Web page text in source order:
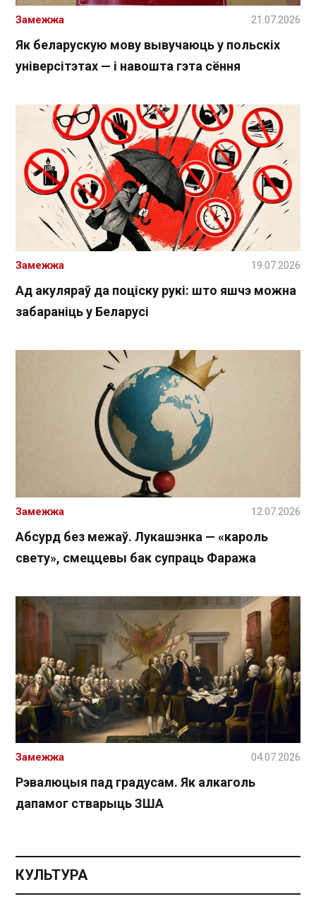
Як беларускую мову вывучаюць у польскіх
універсітэтах — і навошта гэта сёння
Замежжа 21.07.2026
Ад акуляраў да поціску рукі: што яшчэ можна
забараніць у Беларусі
Замежжа 19.07.2026
Абсурд без межаў. Лукашэнка — «кароль
свету», смеццевы бак супраць Фаража
Замежжа 12.07.2026
Рэвалюцыя пад градусам. Як алкаголь
дапамог стварыць ЗША
Замежжа 04.07.2026
КУЛЬТУРА